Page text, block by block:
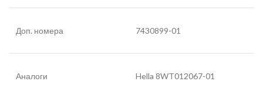
Доп. номера 7430899-01
Аналоги Hella 8WT012067-01